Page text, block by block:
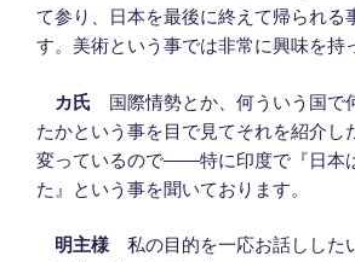
て参り、日本を最後に終えて帰られる
す。美術という事では非常に興味を持
カ氏 国際情勢とか、何ういう国で
たかという事を目で見てそれを紹介し
変っているので――特に印度で『日本
た』という事を聞いております。
明主様私の目的を一応お話しした